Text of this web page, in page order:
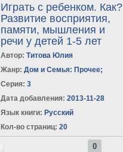
Играть с ребенком. Как?
Развитие восприятия,
памяти, мышления и
речи у детей 1-5 лет
Автор: Титова Юлия
Жанр: Дом и Семья: Прочее;
Серия: 3
Дата добавления: 2013-11-28
Язык книги: Русский
Кол-во страниц: 20
0